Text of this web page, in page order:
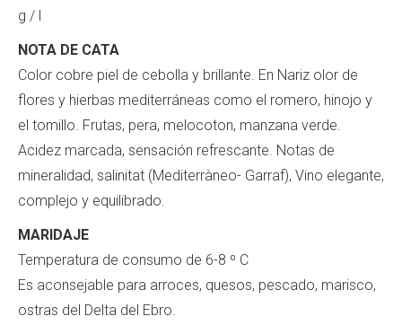
g / l
NOTA DE CATA
Color cobre piel de cebolla y brillante. En Nariz olor de
flores y hierbas mediterráneas como el romero, hinojo y
el tomillo. Frutas, pera, melocoton, manzana verde.
Acidez marcada, sensación refrescante. Notas de
mineralidad, salinitat (Mediterràneo- Garraf), Vino elegante,
complejo y equilibrado.
MARIDAJE
Temperatura de consumo de 6-8 º C
Es aconsejable para arroces, quesos, pescado, marisco,
ostras del Delta del Ebro.